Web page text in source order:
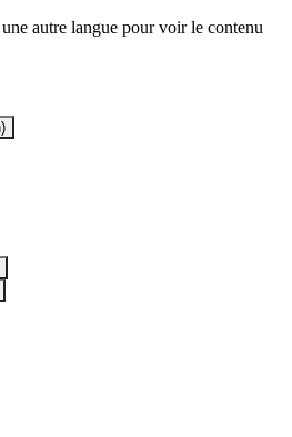
autre langue pour voir le contenu